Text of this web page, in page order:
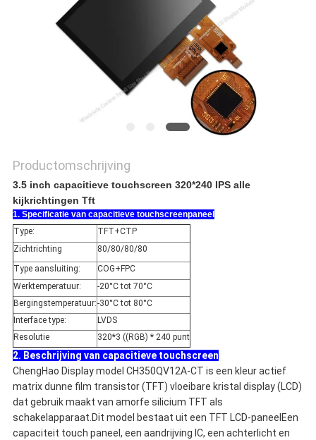
Productomschrijving
3.5 inch capacitieve touchscreen 320*240 IPS alle
kijkrichtingen Tft
1. Specificatie van capacitieve touchscreenpaneel
Type:
TFT+CTP
Zichtrichting
80/80/80/80
Type aansluiting:
COG+FPC
Werktemperatuur:
-20°C tot 70°C
Bergingstemperatuur:-30°C tot 80°C
Interface type:
LVDS
Resolutie
320*3 ((RGB) * 240 punt
2. Beschrijving van capacitieve touchscreen
ChengHao Display model CH350QV12A-CT is een kleur actief
matrix dunne film transistor (TFT) vloeibare kristal display (LCD)
dat gebruik maakt van amorfe silicium TFT als
schakelapparaat.Dit model bestaat uit een TFT LCD-paneelEen
capaciteit touch paneel, een aandrijving IC, een achterlicht en